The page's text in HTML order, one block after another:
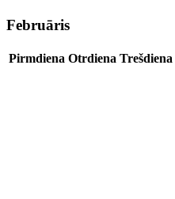
Februāris
Pirmdiena Otrdiena Trešdiena